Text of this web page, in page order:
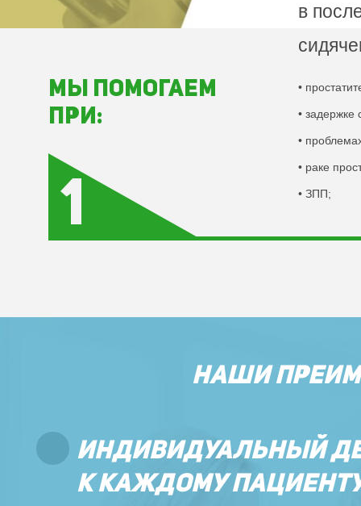
в
Мы помогаем
при:
•
• задержке
•
• раке
• ЗПП;
НАШИ
ИНДИВИДУАЛЬНЫЙ
К КАЖДОМУ